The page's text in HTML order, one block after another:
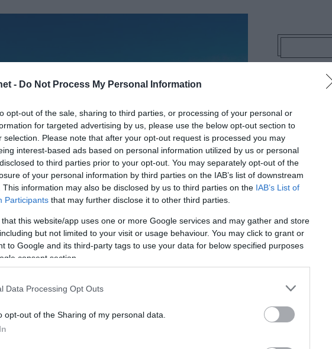
- Do Not Process My Personal Information
opt-out of the sale, sharing to third parties, or processing of your personal or
for targeted advertising by us, please use the below opt-out section to
selection. Please note that after your opt-out request is processed you may
interest-based ads based on personal information utilized by us or personal
to third parties prior to your opt-out. You may separately opt-out of the
of your personal information by third parties on the IAB’s list of downstream
This information may also be disclosed by us to third parties on the IAB’s List of
Participants that may further disclose it to other third parties.
that this website/app uses one or more Google services and may gather and store
but not limited to your visit or usage behaviour. You may click to grant or
to Google and its third-party tags to use your data for below specified purposes
consent section.
Data Processing Opt Outs
opt-out of the Sharing of my personal data.
belül
az utazni
turizmus
ajánlók
minőségi